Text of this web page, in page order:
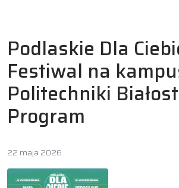
Podlaskie Dla
Festiwal na
Politechniki
Program
22 maja 2026